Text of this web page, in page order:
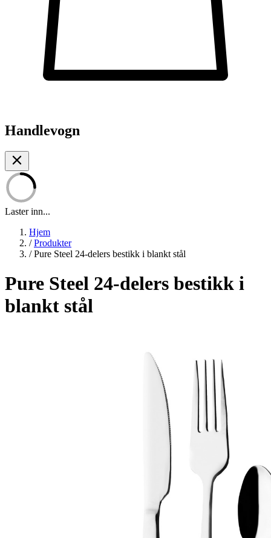
Handlevogn
Laster inn...
Hjem
/ Produkter
/ Pure Steel 24-delers bestikk i blankt stål
Pure Steel 24-delers bestikk i
blankt stål